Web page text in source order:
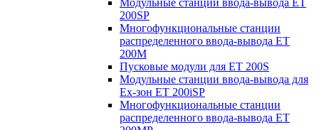
Модульные станции ввода-вывода ET
200SP
Многофункциональные станции
распределенного ввода-вывода ET
200M
Пусковые модули для ET 200S
Модульные станции ввода-вывода для
Ex-зон ET 200iSP
Многофункциональные станции
распределенного ввода-вывода ET